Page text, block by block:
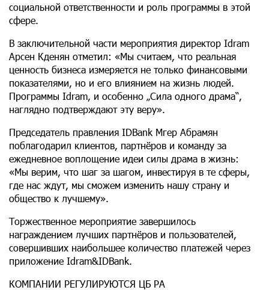
социальной ответственности и роль программы в этой
сфере.
В заключительной части мероприятия директор Idram
Арсен Кденян отметил: «Мы считаем, что реальная
ценность бизнеса измеряется не только финансовыми
показателями, но и его влиянием на жизнь людей.
Программы Idram, и особенно „Сила одного драма“,
наглядно подтверждают эту веру».
Председатель правления IDBank Мгер Абрамян
поблагодарил клиентов, партнёров и команду за
ежедневное воплощение идеи силы драма в жизнь:
«Мы верим, что шаг за шагом, инвестируя в те сферы,
где нас ждут, мы сможем изменить нашу страну и
общество к лучшему».
Торжественное мероприятие завершилось
награждением лучших партнёров и пользователей,
совершивших наибольшее количество платежей через
приложение Idram&IDBank.
КОМПАНИИ РЕГУЛИРУЮТСЯ ЦБ РА